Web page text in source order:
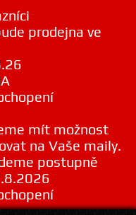
prodejna ve
mít možnost
na Vaše maily.
postupně